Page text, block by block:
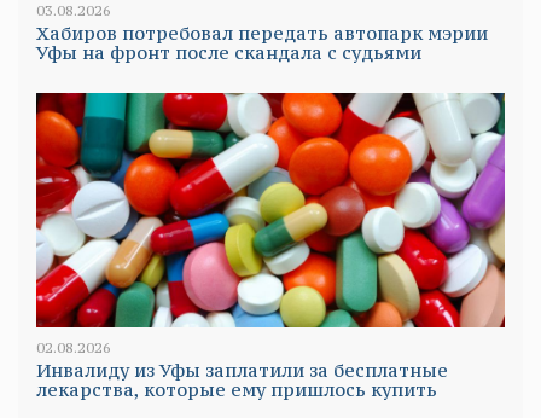
03.08.2026
Хабиров потребовал передать автопарк мэрии
Уфы на фронт после скандала с судьями
02.08.2026
Инвалиду из Уфы заплатили за бесплатные
лекарства, которые ему пришлось купить